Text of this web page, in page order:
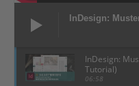
InDesign:
InDesign:
Tutorial)
06:58